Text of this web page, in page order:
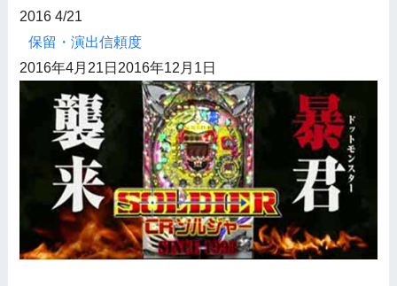
2016 4/21
保留・演出信頼度
2016年4月21日 2016年12月1日